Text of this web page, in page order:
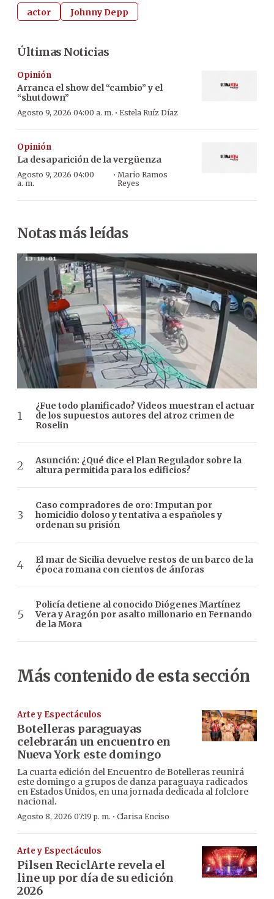
actor Johnny Depp
Últimas Noticias
Opinión
Arranca el show del “cambio” y el
“shutdown”
Agosto 9, 2026 04:00 a. m. · Estela Ruíz Díaz
Opinión
La desaparición de la vergüenza
Agosto 9, 2026 04:00
a. m.
· Mario Ramos
Reyes
Notas más leídas
¿Fue todo planificado? Videos muestran el actuar
de los supuestos autores del atroz crimen de
Roselin
Asunción: ¿Qué dice el Plan Regulador sobre la
altura permitida para los edificios?
Caso compradores de oro: Imputan por
homicidio doloso y tentativa a españoles y
ordenan su prisión
El mar de Sicilia devuelve restos de un barco de la
época romana con cientos de ánforas
Policía detiene al conocido Diógenes Martínez
Vera y Aragón por asalto millonario en Fernando
de la Mora
Más contenido de esta sección
Arte y Espectáculos
Botelleras paraguayas
celebrarán un encuentro en
Nueva York este domingo
La cuarta edición del Encuentro de Botelleras reunirá
este domingo a grupos de danza paraguaya radicados
en Estados Unidos, en una jornada dedicada al folclore
nacional.
Agosto 8, 2026 07:19 p. m. · Clarisa Enciso
Arte y Espectáculos
Pilsen ReciclArte revela el
line up por día de su edición
2026